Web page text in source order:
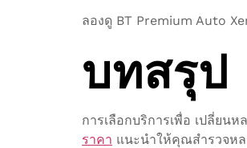
ลองดู BT Premium Auto
บทสรุป
การเลือกบริการเพื่อ เปลี่ยน
ราคา แนะนำให้คุณสำรวจหล